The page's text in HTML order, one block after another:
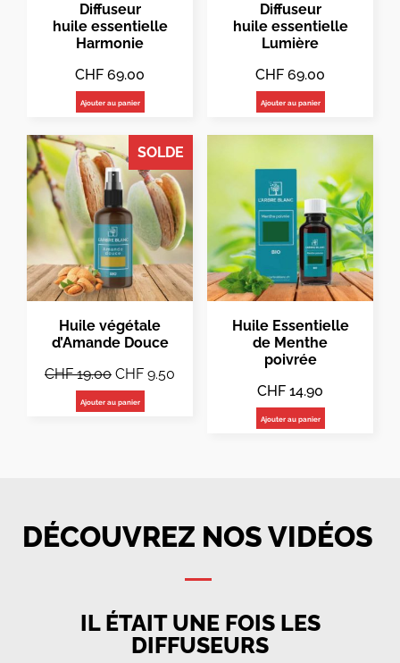
Diffuseur
huile essentielle
Harmonie
CHF 69.00
Ajouter au panier
Diffuseur
huile essentielle
Lumière
CHF 69.00
Ajouter au panier
SOLDE
Huile végétale
d’Amande Douce
CHF19.00 CHF 9.50
Ajouter au panier
Huile Essentielle
de Menthe
poivrée
CHF 14.90
Ajouter au panier
DÉCOUVREZ NOS VIDÉOS
IL ÉTAIT UNE FOIS LES
DIFFUSEURS